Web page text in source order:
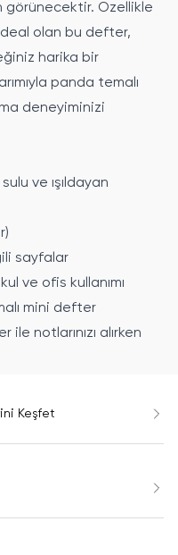
görünecektir. Özellikle
olan bu defter,
harika bir
panda temalı
deneyiminizi
ve ışıldayan
sayfalar
ve ofis kullanımı
mini defter
notlarınızı alırken
Keşfet